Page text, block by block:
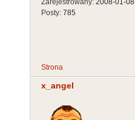
Zarejestrowany: 2008-01-08
Posty: 785
Strona
x_angel